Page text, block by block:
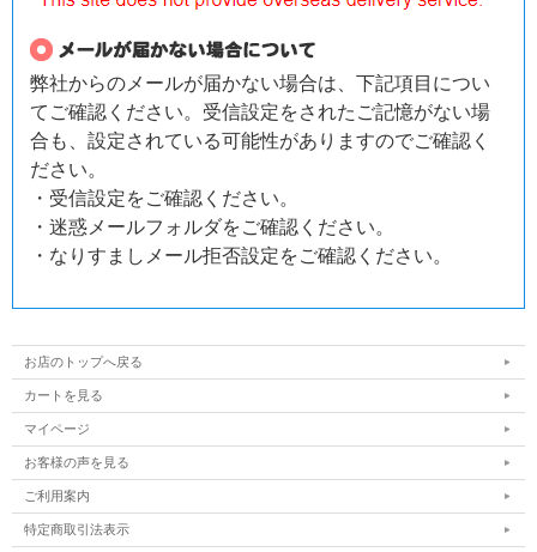
弊社からのメールが届かない場合は、下記項目につい
てご確認ください。受信設定をされたご記憶がない場
合も、設定されている可能性がありますのでご確認く
ださい。
・受信設定をご確認ください。
・迷惑メールフォルダをご確認ください。
・なりすましメール拒否設定をご確認ください。
お店のトップへ戻る
カートを見る
マイページ
お客様の声を見る
ご利用案内
特定商取引法表示